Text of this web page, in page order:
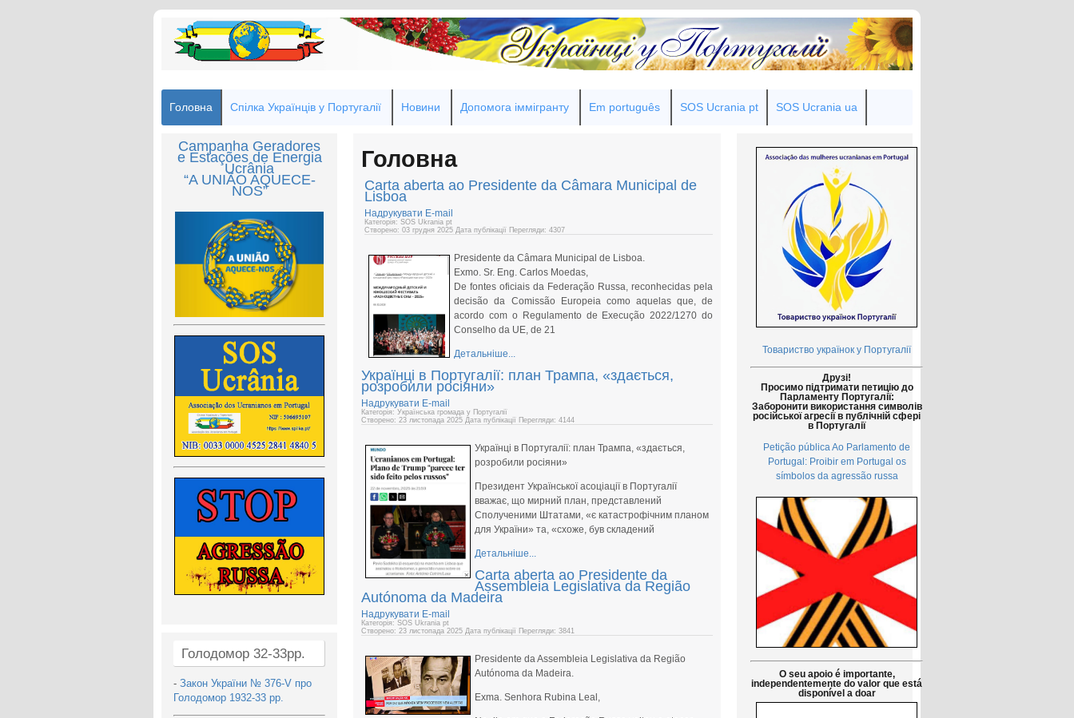
Головна Спілка Українців у Португалії Новини Допомога іммігранту Em português SOS Ucrania pt SOS Ucrania ua
Campanha Geradores
e Estações de Energia
Ucrânia
“A UNIÃO AQUECE-
NOS”
Голодомор 32-33рр.
- Закон України № 376-V про
Голодомор 1932-33 рр.
Головна
Carta aberta ao Presidente da Câmara Municipal de
Lisboa
Надрукувати E-mail
Категорія: SOS Ukrania pt
Створено: 03 грудня 2025 Дата публікації Перегляди: 4307
Presidente da Câmara Municipal de Lisboa.
Exmo. Sr. Eng. Carlos Moedas,
De fontes oficiais da Federação Russa, reconhecidas pela
decisão da Comissão Europeia como aquelas que, de
acordo com o Regulamento de Execução 2022/1270 do
Conselho da UE, de 21
Детальніше...
Українці в Португалії: план Трампа, «здається,
розробили росіяни»
Надрукувати E-mail
Категорія: Українська громада у Португалії
Створено: 23 листопада 2025 Дата публікації Перегляди: 4144
Українці в Португалії: план Трампа, «здається,
розробили росіяни»
Президент Української асоціації в Португалії
вважає, що мирний план, представлений
Сполученими Штатами, «є катастрофічним планом
для України» та, «схоже, був складений
Детальніше...
Carta aberta ao Presidente da
Assembleia Legislativa da Região
Autónoma da Madeira
Надрукувати E-mail
Категорія: SOS Ukrania pt
Створено: 23 листопада 2025 Дата публікації Перегляди: 3841
Presidente da Assembleia Legislativa da Região
Autónoma da Madeira.
Exma. Senhora Rubina Leal,
Товариство українок у Португалії
Друзі!
Просимо підтримати петицію до
Парламенту Португалії:
Заборонити використання символів
російської агресії в публічній сфері
в Португалії
Petição pública Ao Parlamento de
Portugal: Proibir em Portugal os
símbolos da agressão russa
O seu apoio é importante,
independentemente do valor que está
disponível a doar